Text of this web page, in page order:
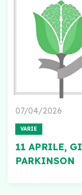
07/04/2026
VARIE
11 APRILE,
PARKINSON